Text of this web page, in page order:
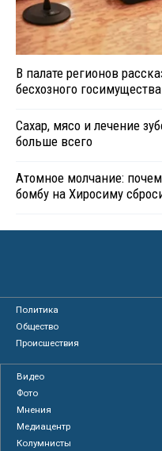
В палате регионов
бесхозного госимущества
Сахар, мясо и лечение
больше всего
Атомное молчание:
бомбу на Хиросиму
Политика
Общество
Происшествия
Видео
Фото
Мнения
Медиацентр
Колумнисты